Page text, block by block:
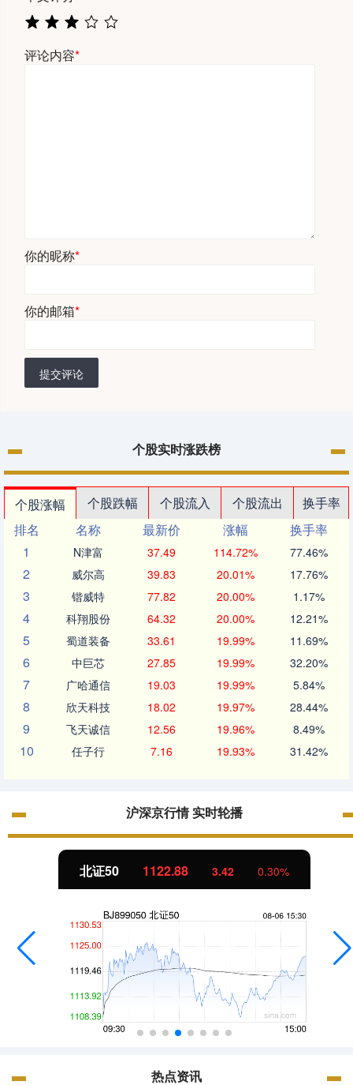
评论内容*
你的昵称*
你的邮箱*
提交评论
个股实时涨跌榜
个股涨幅 个股跌幅 个股流入 个股流出
换手率
排名
名称 最新价 涨幅
换手率
1
N津富 37.49 114.72% 77.46%
2 威尔高 39.83 20.01% 17.76%
3 锴威特 77.82 20.00% 1.17%
4 科翔股份 64.32 20.00% 12.21%
5 蜀道装备 33.61 19.99% 11.69%
6 中巨芯 27.85 19.99% 32.20%
7 广哈通信 19.03 19.99% 5.84%
8 欣天科技 18.02 19.97% 28.44%
9 飞天诚信 12.56 19.96% 8.49%
10 任子行 7.16 19.93% 31.42%
沪深京行情 实时轮播
北证50 1122.88 3.42 0.30%
热点资讯